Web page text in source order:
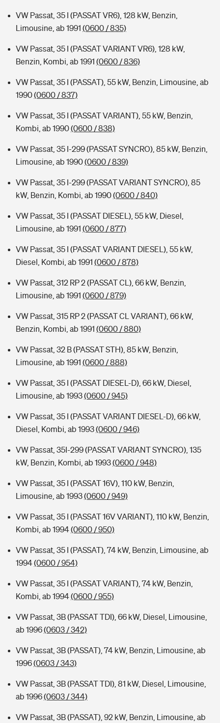
VW Passat, 35 I (PASSAT VR6), 128 kW, Benzin,
Limousine, ab 1991 (0600 / 835)
VW Passat, 35 I (PASSAT VARIANT VR6), 128 kW,
Benzin, Kombi, ab 1991 (0600 / 836)
VW Passat, 35 I (PASSAT), 55 kW, Benzin, Limousine, ab
1990(0600 / 837)
VW Passat, 35 I (PASSAT VARIANT), 55 kW, Benzin,
Kombi, ab 1990(0600 / 838)
VW Passat, 35 I-299 (PASSAT SYNCRO), 85 kW, Benzin,
Limousine, ab 1990(0600 / 839)
VW Passat, 35 I-299 (PASSAT VARIANT SYNCRO), 85
kW, Benzin, Kombi, ab 1990(0600 / 840)
VW Passat, 35 I (PASSAT DIESEL), 55 kW, Diesel,
Limousine, ab 1991 (0600 / 877)
VW Passat, 35 I (PASSAT VARIANT DIESEL), 55 kW,
Diesel, Kombi, ab 1991 (0600 / 878)
VW Passat, 312 RP 2 (PASSAT CL), 66 kW, Benzin,
Limousine, ab 1991 (0600 / 879)
VW Passat, 315 RP 2 (PASSAT CL VARIANT), 66 kW,
Benzin, Kombi, ab 1991 (0600 / 880)
VW Passat, 32 B (PASSAT STH), 85 kW, Benzin,
Limousine, ab 1991 (0600 / 888)
VW Passat, 35 I (PASSAT DIESEL-D), 66 kW, Diesel,
Limousine, ab 1993(0600 / 945)
VW Passat, 35 I (PASSAT VARIANT DIESEL-D), 66 kW,
Diesel, Kombi, ab 1993(0600 / 946)
VW Passat, 35I-299 (PASSAT VARIANT SYNCRO), 135
kW, Benzin, Kombi, ab 1993(0600 / 948)
VW Passat, 35 I (PASSAT 16V), 110 kW, Benzin,
Limousine, ab 1993(0600 / 949)
VW Passat, 35 I (PASSAT 16V VARIANT), 110 kW, Benzin,
Kombi, ab 1994(0600 / 950)
VW Passat, 35 I (PASSAT), 74 kW, Benzin, Limousine, ab
1994(0600 / 954)
VW Passat, 35 I (PASSAT VARIANT), 74 kW, Benzin,
Kombi, ab 1994(0600 / 955)
VW Passat, 3B (PASSAT TDI), 66 kW, Diesel, Limousine,
ab 1996(0603 / 342)
VW Passat, 3B (PASSAT), 74 kW, Benzin, Limousine, ab
1996(0603 / 343)
VW Passat, 3B (PASSAT TDI), 81 kW, Diesel, Limousine,
ab 1996(0603 / 344)
VW Passat, 3B (PASSAT), 92 kW, Benzin, Limousine, ab